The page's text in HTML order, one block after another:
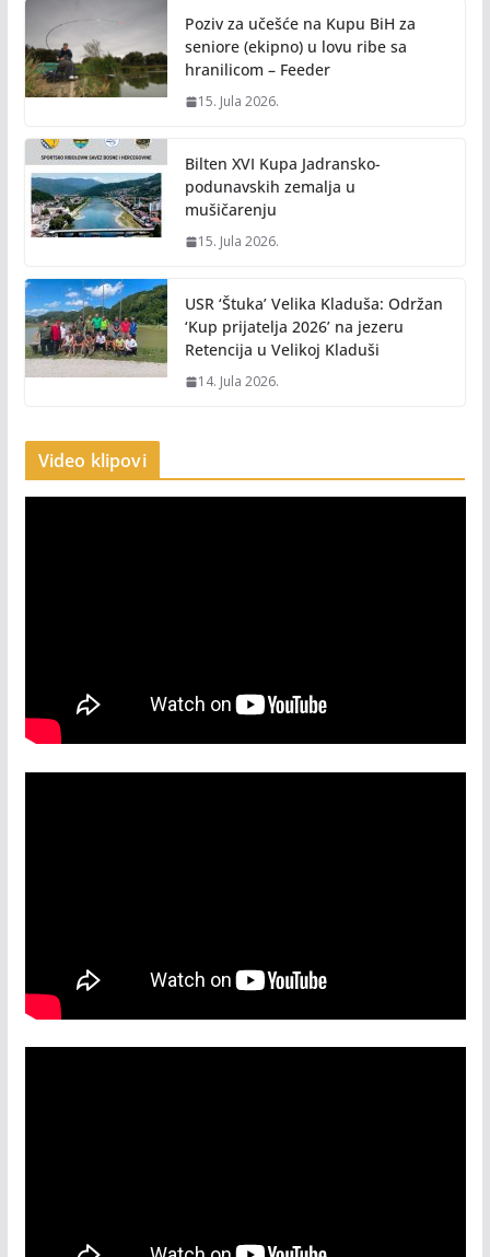
Poziv za učešće na Kupu BiH za
seniore (ekipno) u lovu ribe sa
hranilicom – Feeder
15. Jula 2026.
Bilten XVI Kupa Jadransko-
podunavskih zemalja u
mušičarenju
15. Jula 2026.
USR ‘Štuka’ Velika Kladuša: Održan
‘Kup prijatelja 2026’ na jezeru
Retencija u Velikoj Kladuši
14. Jula 2026.
Video klipovi